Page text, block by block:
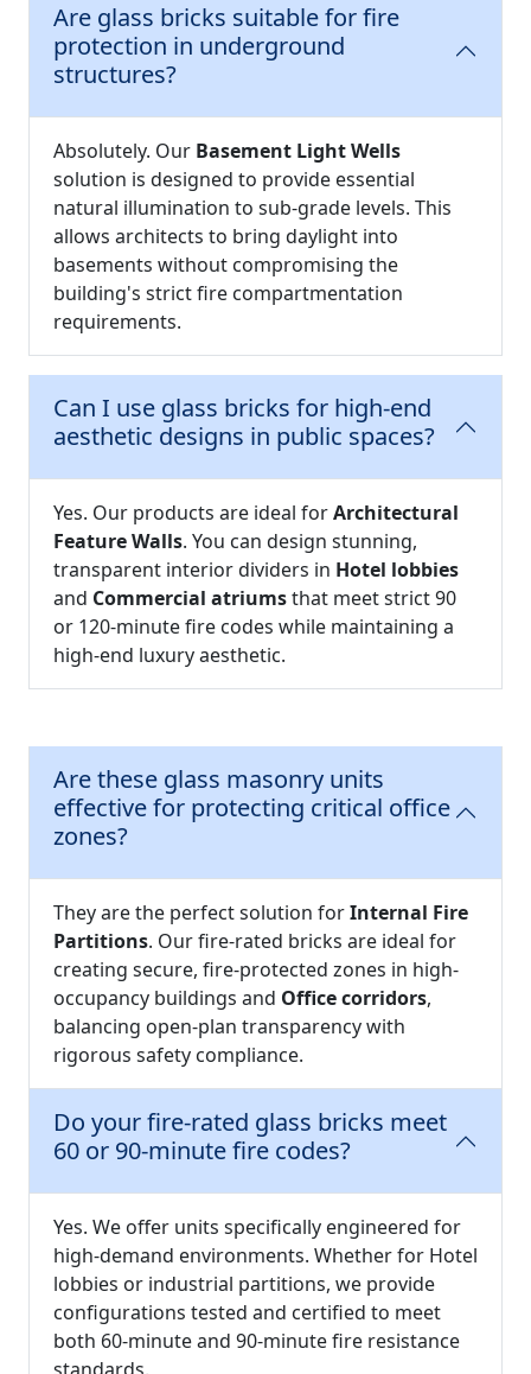
Are glass bricks suitable for fire
protection in underground
structures?
Absolutely. Our Basement Light Wells
solution is designed to provide essential
natural illumination to sub-grade levels. This
allows architects to bring daylight into
basements without compromising the
building's strict fire compartmentation
requirements.
Can I use glass bricks for high-end
aesthetic designs in public spaces?
Yes. Our products are ideal forArchitectural
Feature Walls. You can design stunning,
transparent interior dividers in Hotel lobbies
and Commercial atriumsthat meet strict 90
or 120-minute fire codes while maintaining a
high-end luxury aesthetic.
Are these glass masonry units
effective for protecting critical office
zones?
They are the perfect solution forInternal Fire
Partitions. Our fire-rated bricks are ideal for
creating secure, fire-protected zones in high-
occupancy buildings and Office corridors,
balancing open-plan transparency with
rigorous safety compliance.
Do your fire-rated glass bricks meet
60 or 90-minute fire codes?
Yes. We offer units specifically engineered for
high-demand environments. Whether for Hotel
lobbies or industrial partitions, we provide
configurations tested and certified to meet
both 60-minute and 90-minute fire resistance